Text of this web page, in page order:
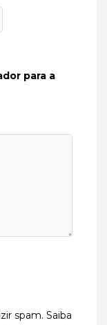
para a
spam. Saiba